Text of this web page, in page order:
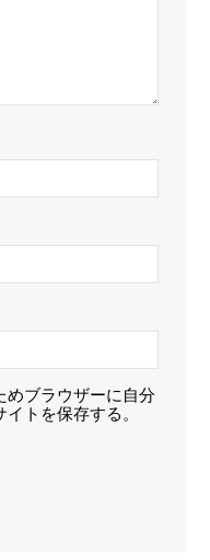
めブラウザーに自分
トを保存する。